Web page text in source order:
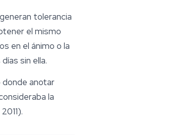
tolerancia
el mismo
en el ánimo o la
sin ella.
donde anotar
la